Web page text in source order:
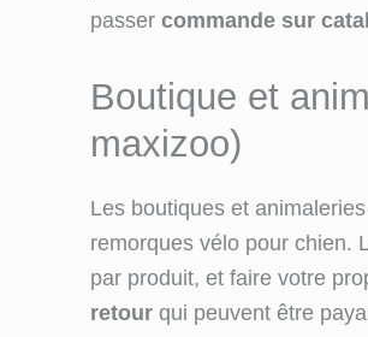
passercommande sur
Boutique et
maxizoo)
Les boutiques et
remorques vélo pour chien.
par produit, et faire votre
retour qui peuvent être